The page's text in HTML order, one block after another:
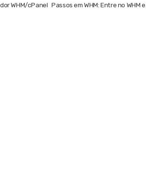
WHM/cPanel Passos em WHM: Entre no WHM e...